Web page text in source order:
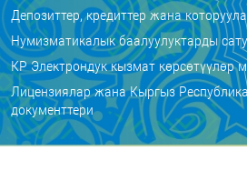
Депозиттер, кредиттер жана
Нумизматикалык баалуулуктарды
КР Электрондук кызмат көрсөтүүлөр
Лицензиялар жана Кыргыз
документтери